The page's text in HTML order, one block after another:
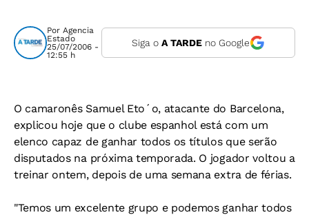
Por Agencia
Estado
25/07/2006 -
12:55 h
Siga oA TARDE no Google
O camaronês Samuel Eto´o, atacante do Barcelona,
explicou hoje que o clube espanhol está com um
elenco capaz de ganhar todos os títulos que serão
disputados na próxima temporada. O jogador voltou a
treinar ontem, depois de uma semana extra de férias.
"Temos um excelente grupo e podemos ganhar todos